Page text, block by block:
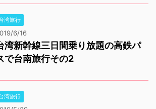
湾旅行
6/16
湾新幹線三日間乗り放題の高鉄パ
で台南旅行その2
湾旅行